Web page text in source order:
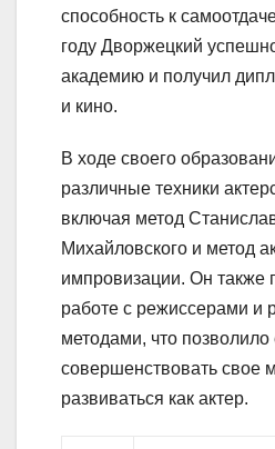
способность к
году Дворжецкий
академию и получил
и кино.
В ходе своего
различные техники
включая метод
Михайловского и метод
импровизации. Он также
работе с режиссерами и
методами, что позволило
совершенствовать свое
развиваться как актер.